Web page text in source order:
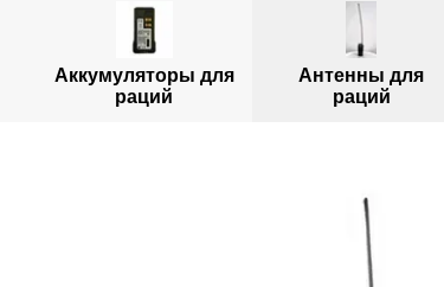
Аккумуляторы для
раций
Антенны для
раций